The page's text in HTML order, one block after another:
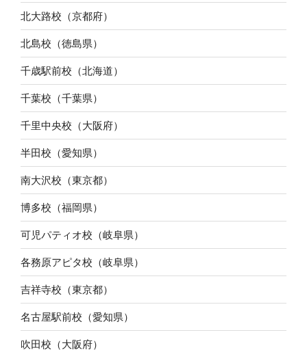
北大路校（京都府）
北島校（徳島県）
千歳駅前校（北海道）
千葉校（千葉県）
千里中央校（大阪府）
半田校（愛知県）
南大沢校（東京都）
博多校（福岡県）
可児パティオ校（岐阜県）
各務原アピタ校（岐阜県）
吉祥寺校（東京都）
名古屋駅前校（愛知県）
吹田校（大阪府）